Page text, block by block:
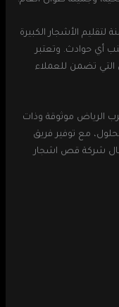
الأشجار الكبيرة
أي حوادث. وتعتبر
تضمن للعملاء
الرياض موثوقة وذات
مع توفير فريق
شركة قص اشجار